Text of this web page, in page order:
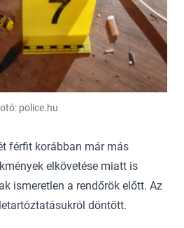
police.hu
férfit korábban már más
elkövetése miatt is
ismeretlen a rendőrök előtt. Az
döntött.